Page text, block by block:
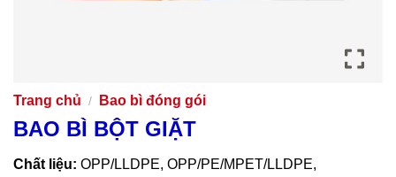
Trang chủ / Bao bì đóng gói
BAO BÌ BỘT GIẶT
Chất liệu: OPP/LLDPE, OPP/PE/MPET/LLDPE,